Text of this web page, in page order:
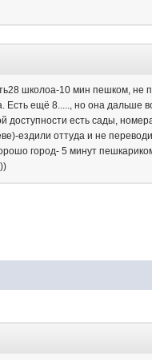
школоа-10 мин пешком,
Есть ещё 8....., но она
доступности есть сады,
ездили оттуда и не
город- 5 минут